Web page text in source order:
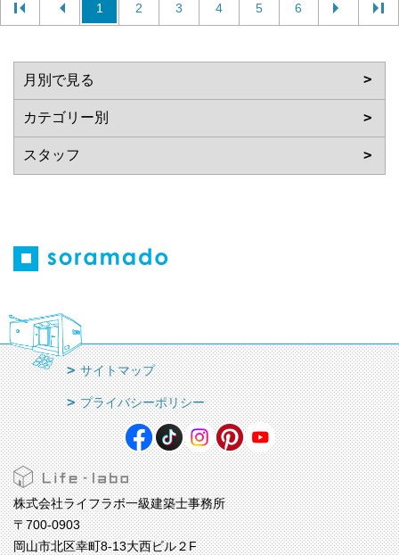
1 2 3 4 5 6
サイトマップ
プライバシーポリシー
株式会社ライフラボ一級建築士事務所
〒700-0903
岡山市北区幸町8-13大西ビル２F